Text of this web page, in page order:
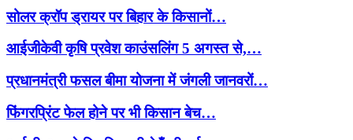
सोलर क्रॉप ड्रायर पर बिहार के किसानों…
आईजीकेवी कृषि प्रवेश काउंसलिंग 5 अगस्त से,…
प्रधानमंत्री फसल बीमा योजना में जंगली जानवरों…
फिंगरप्रिंट फेल होने पर भी किसान बेच…